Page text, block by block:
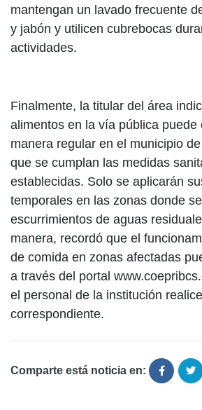
mantengan un lavado frecuente
y jabón y utilicen cubrebocas
actividades.
Finalmente, la titular del área
alimentos en la vía pública puede
manera regular en el municipio
que se cumplan las medidas
establecidas. Solo se aplicarán
temporales en las zonas donde
escurrimientos de aguas
manera, recordó que el
de comida en zonas afectadas
a través del portal
el personal de la institución
correspondiente.
Comparte está noticia en: